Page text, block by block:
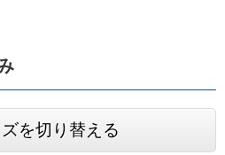
を切り替える